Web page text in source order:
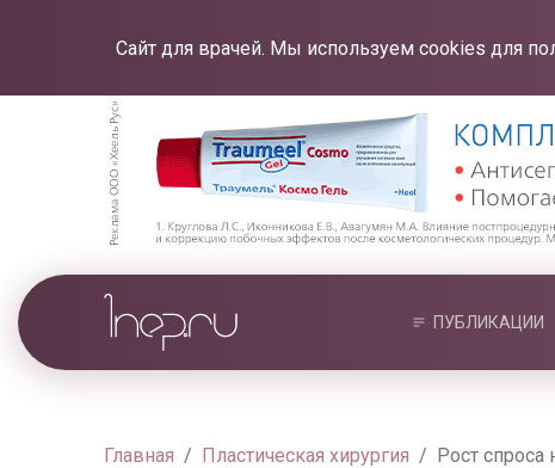
Сайт для врачей. Мы используем cookies для
ПУБЛИКАЦИИ
Главная Пластическая хирургия Рост спроса